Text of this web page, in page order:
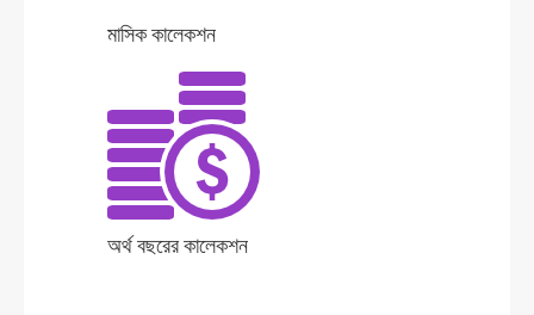
মাসিক কালেকশন
অর্থ বছরের কালেকশন